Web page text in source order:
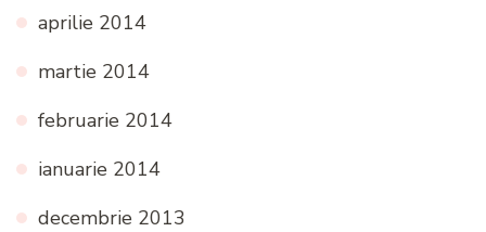
aprilie 2014
martie 2014
februarie 2014
ianuarie 2014
decembrie 2013